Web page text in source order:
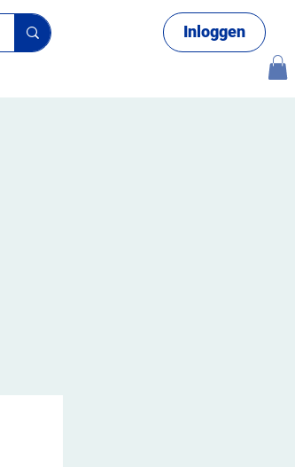
Inloggen